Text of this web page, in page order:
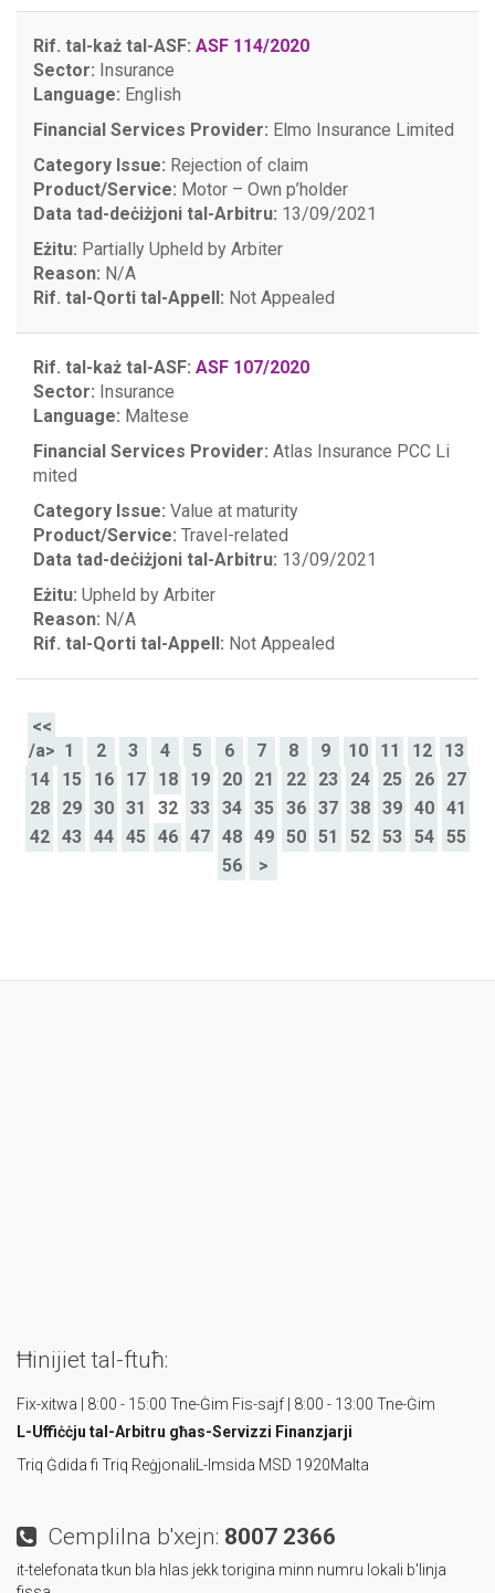
Rif. tal-każ tal-ASF: ASF 114/2020
Sector: Insurance
Language: English
Financial Services Provider: Elmo Insurance Limited
Category Issue: Rejection of claim
Product/Service: Motor – Own p’holder
Data tad-deċiżjoni tal-Arbitru: 13/09/2021
Eżitu: Partially Upheld by Arbiter
Reason: N/A
Rif. tal-Qorti tal-Appell: Not Appealed
Rif. tal-każ tal-ASF: ASF 107/2020
Sector: Insurance
Language: Maltese
Financial Services Provider: Atlas Insurance PCC Li
mited
Category Issue: Value at maturity
Product/Service: Travel-related
Data tad-deċiżjoni tal-Arbitru: 13/09/2021
Eżitu: Upheld by Arbiter
Reason: N/A
Rif. tal-Qorti tal-Appell: Not Appealed
<<
/a> 1 2 3 4 5 6 7 8 9 10 11 12
13
14
15 16 17 18 19 20 21 22 23 24 25 26
27
28
29 30 31 32 33 34 35 36 37 38 39 40
41
42
43 44 45 46 47 48 49 50 51 52 53 54
55
56
>
Ħinijiet tal-ftuħ:
Fix-xitwa | 8:00 - 15:00 Tne-Ġim Fis-sajf | 8:00 - 13:00 Tne-Ġim
L-Uffiċċju tal-Arbitru għas-Servizzi Finanzjarji
Triq Ġdida fi Triq Reġjonali L-Imsida MSD 1920Malta
Cemplilna b'xejn: 8007 2366
it-telefonata tkun bla hlas jekk torigina minn numru lokali b'linja